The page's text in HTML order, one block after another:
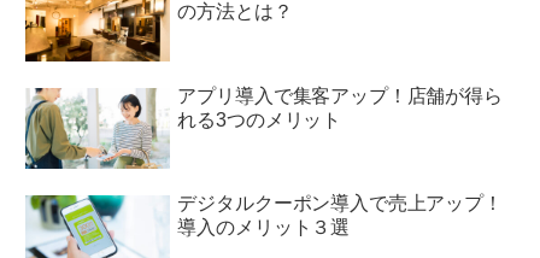
の方法とは？
アプリ導入で集客アップ！店舗が得ら
れる3つのメリット
デジタルクーポン導入で売上アップ！
導入のメリット３選